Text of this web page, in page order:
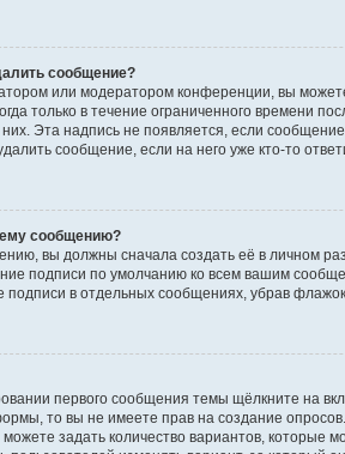
сообщение?
или модератором конференции, вы
только в течение ограниченного времени
Эта надпись не появляется, если
сообщение, если на него уже кто-то
сообщению?
вы должны сначала создать её в личном
подписи по умолчанию ко всем вашим
подписи в отдельных сообщениях, убрав флажок
первого сообщения темы щёлкните на
то вы не имеете прав на создание
можете задать количество вариантов,